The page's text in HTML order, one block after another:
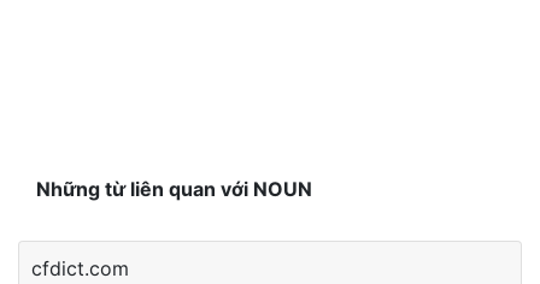
Những từ liên quan với NOUN
cfdict.com